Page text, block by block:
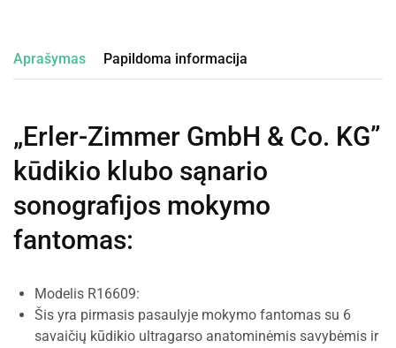
Aprašymas Papildoma informacija
„Erler-Zimmer GmbH & Co. KG”
kūdikio klubo sąnario
sonografijos mokymo
fantomas:
Modelis R16609:
Šis yra pirmasis pasaulyje mokymo fantomas su 6
savaičių kūdikio ultragarso anatominėmis savybėmis ir